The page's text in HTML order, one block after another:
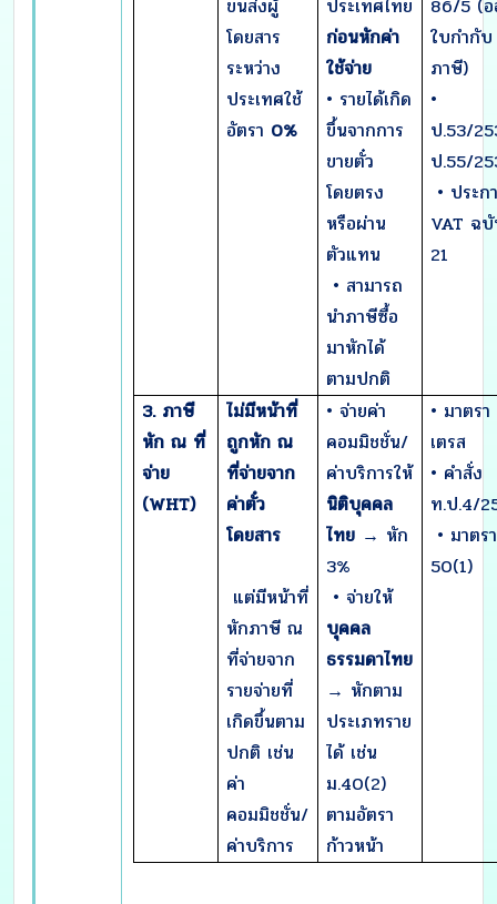
ขนส่งผู้
โดยสาร
ระหว่าง
ประเทศใช้
อัตรา 0%
ประเทศไทย
ก่อนหักค่า
ใช้จ่าย
• รายได้เกิด
ขึ้นจากการ
ขายตั๋ว
โดยตรง
หรือผ่าน
ตัวแทน
• สามารถ
นำภาษีซื้อ
มาหักได้
ตามปกติ
86/5 (
ใบกำกับ
ภาษี)
•
ป.53/
ป.55/
• ประก
VAT ฉ
21
3. ภาษี
หัก ณ ที่
จ่าย
(WHT)
ไม่มีหน้าที่
ถูกหัก ณ
ที่จ่ายจาก
ค่าตั๋ว
โดยสาร
แต่มีหน้าที่
หักภาษี ณ
ที่จ่ายจาก
รายจ่ายที่
เกิดขึ้นตาม
ปกติ เช่น
ค่า
คอมมิชชั่น/
ค่าบริการ
• จ่ายค่า
คอมมิชชั่น/
ค่าบริการให้
นิติบุคคล
ไทย → หัก
3%
• จ่ายให้
บุคคล
ธรรมดาไทย
→ หักตาม
ประเภทราย
ได้ เช่น
ม.40(2)
ตามอัตรา
ก้าวหน้า
• มาตร
เตรส
• คำสั่ง
ท.ป.4/
• มาตรา
50(1)